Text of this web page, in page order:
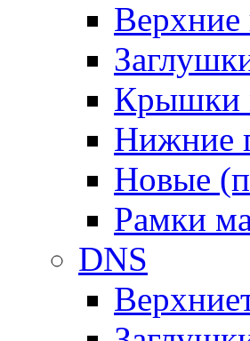
Верхние
Крышки
Нижние
Новые
Рамки
DNS